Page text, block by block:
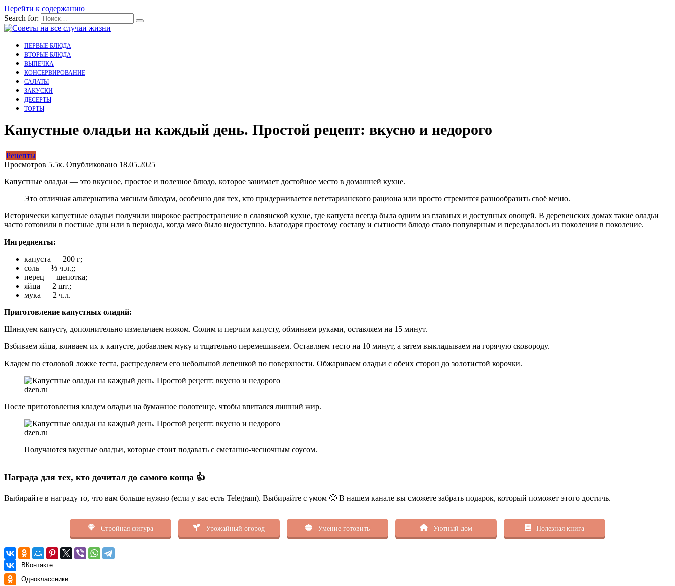
Перейти к содержанию
Search for:
ПЕРВЫЕ БЛЮДА
ВТОРЫЕ БЛЮДА
ВЫПЕЧКА
КОНСЕРВИРОВАНИЕ
САЛАТЫ
ЗАКУСКИ
ДЕСЕРТЫ
ТОРТЫ
Капустные оладьи на каждый день. Простой рецепт: вкусно и недорого
Рецепты
Просмотров 5.5к. Опубликовано 18.05.2025
Капустные оладьи — это вкусное, простое и полезное блюдо, которое занимает достойное место в домашней кухне.
Это отличная альтернатива мясным блюдам, особенно для тех, кто придерживается вегетарианского рациона или просто стремится разнообразить своё меню.
Исторически капустные оладьи получили широкое распространение в славянской кухне, где капуста всегда была одним из главных и доступных овощей. В деревенских домах такие оладьи
часто готовили в постные дни или в периоды, когда мясо было недоступно. Благодаря простому составу и сытности блюдо стало популярным и передавалось из поколения в поколение.
Ингредиенты:
капуста — 200 г;
соль — ⅓ ч.л.;;
перец — щепотка;
яйца — 2 шт.;
мука — 2 ч.л.
Приготовление капустных оладий:
Шинкуем капусту, дополнительно измельчаем ножом. Солим и перчим капусту, обминаем руками, оставляем на 15 минут.
Взбиваем яйца, вливаем их к капусте, добавляем муку и тщательно перемешиваем. Оставляем тесто на 10 минут, а затем выкладываем на горячую сковороду.
Кладем по столовой ложке теста, распределяем его небольшой лепешкой по поверхности. Обжариваем оладьи с обеих сторон до золотистой корочки.
dzen.ru
После приготовления кладем оладьи на бумажное полотенце, чтобы впитался лишний жир.
dzen.ru
Получаются вкусные оладьи, которые стоит подавать с сметанно-чесночным соусом.
Награда для тех, кто дочитал до самого конца 👍
Выбирайте в награду то, что вам больше нужно (если у вас есть Telegram). Выбирайте с умом 🙂 В нашем канале вы сможете забрать подарок, который поможет этого достичь.
Стройная фигура Урожайный огород Умение готовить Уютный дом Полезная книга
ВКонтакте
Одноклассники